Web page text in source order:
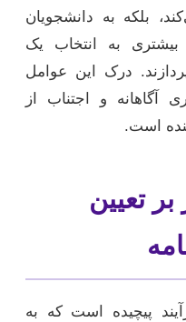
بلکه به دانشجویان
بیشتری به انتخاب یک
درک این عوامل
آگاهانه و اجتناب از
است.
تعیین
پیچیده است که به